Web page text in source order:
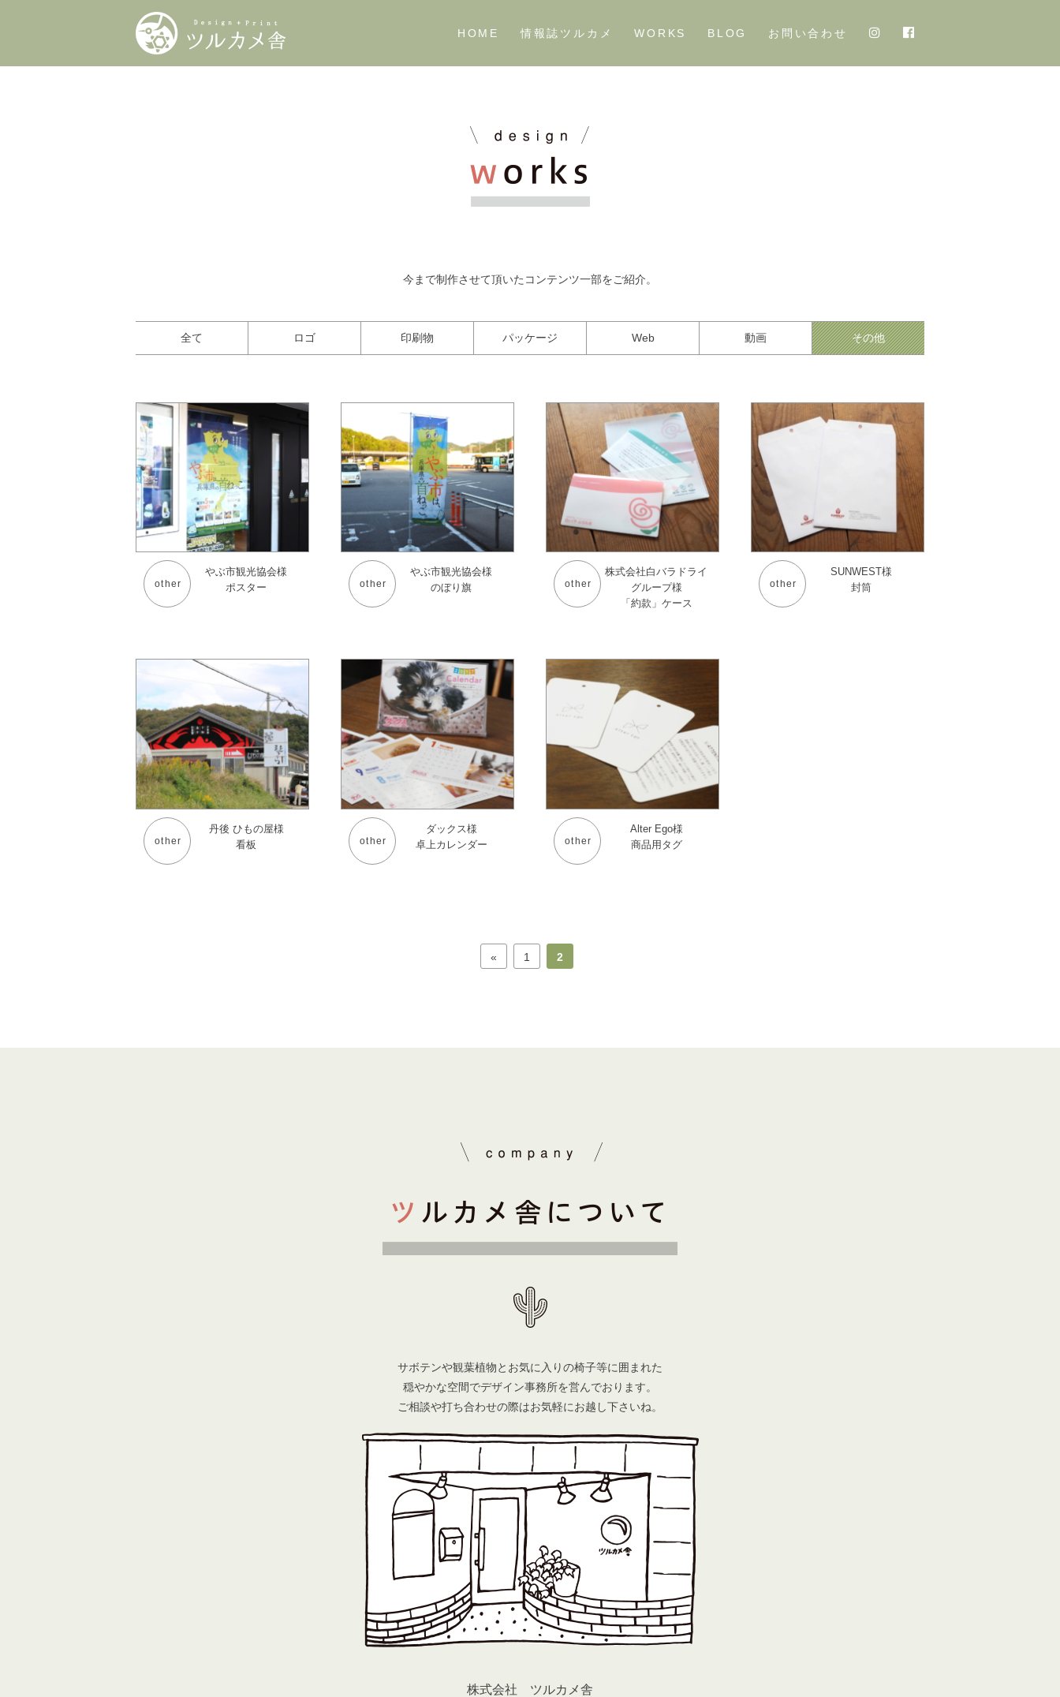
HOME 情報誌ツルカメ WORKS BLOG お問い合わせ
今まで制作させて頂いたコンテンツ一部をご紹介。
全て ロゴ 印刷物 パッケージ Web 動画 その他
other
やぶ市観光協会様
ポスター
other
やぶ市観光協会様
のぼり旗
other
株式会社白バラドライ
グループ様
「約款」ケース
other
SUNWEST様
封筒
other
丹後 ひもの屋様
看板
other
ダックス様
卓上カレンダー
other
Alter Ego様
商品用タグ
« 1 2
サボテンや観葉植物とお気に入りの椅子等に囲まれた
穏やかな空間でデザイン事務所を営んでおります。
ご相談や打ち合わせの際はお気軽にお越し下さいね。
株式会社 ツルカメ舎